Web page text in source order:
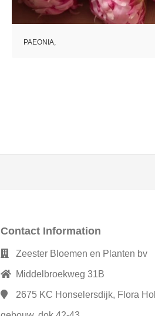
PAEONIA,
Contact Information
Zeester Bloemen en Planten bv
Middelbroekweg 31B
2675 KC Honselersdijk, Flora